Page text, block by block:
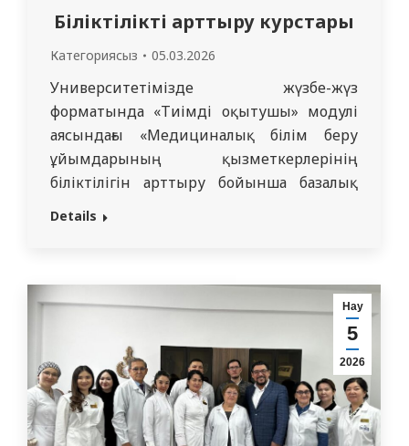
Біліктілікті арттыру курстары
Категориясыз 05.03.2026
Университетімізде жүзбе-жүз
форматында «Тиімді оқытушы» модулі
аясындағы «Медициналық білім беру
ұйымдарының қызметкерлерінің
біліктілігін арттыру бойынша базалық
оқытушылық курсы» циклі бойынша
Симуляциялық және білім беру
технологиялар орталығының жетекшісі,
«Қарағанды медицина университеті»
КеАҚ қауымдастырылған профессоры
Гүлшат Кемелова. Бағдарлама мақсаты –
медициналық білім беру саласы
Details
Нау
5
2026